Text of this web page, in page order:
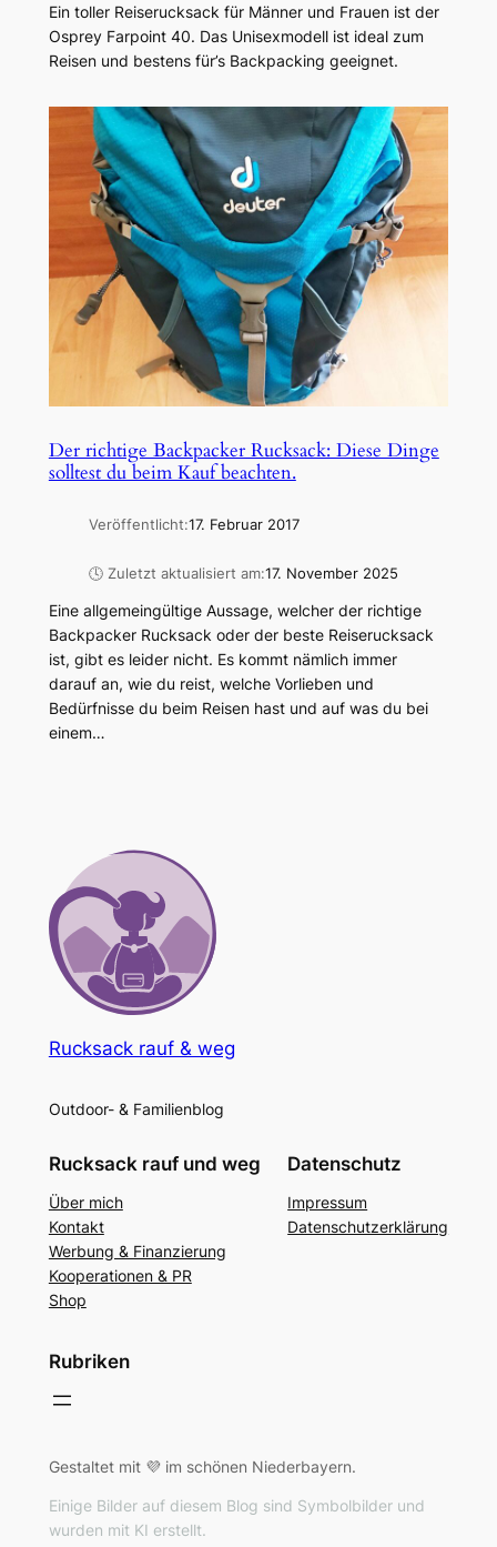
Ein toller Reiserucksack für Männer und Frauen ist der
Osprey Farpoint 40. Das Unisexmodell ist ideal zum
Reisen und bestens für’s Backpacking geeignet.
Der richtige Backpacker Rucksack: Diese Dinge
solltest du beim Kauf beachten.
Veröffentlicht:17. Februar 2017
🕓 Zuletzt aktualisiert am:17. November 2025
Eine allgemeingültige Aussage, welcher der richtige
Backpacker Rucksack oder der beste Reiserucksack
ist, gibt es leider nicht. Es kommt nämlich immer
darauf an, wie du reist, welche Vorlieben und
Bedürfnisse du beim Reisen hast und auf was du bei
einem…
Rucksack rauf & weg
Outdoor- & Familienblog
Rucksack rauf und weg
Über mich
Kontakt
Werbung & Finanzierung
Kooperationen & PR
Shop
Datenschutz
Impressum
Datenschutzerklärung
Rubriken
Gestaltet mit 💜 im schönen Niederbayern.
Einige Bilder auf diesem Blog sind Symbolbilder und
wurden mit KI erstellt.